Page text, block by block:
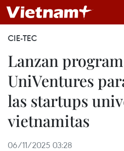
CIE-TEC
Lanzan
UniVentures
las startups
vietnamitas
06/11/2025 03:28